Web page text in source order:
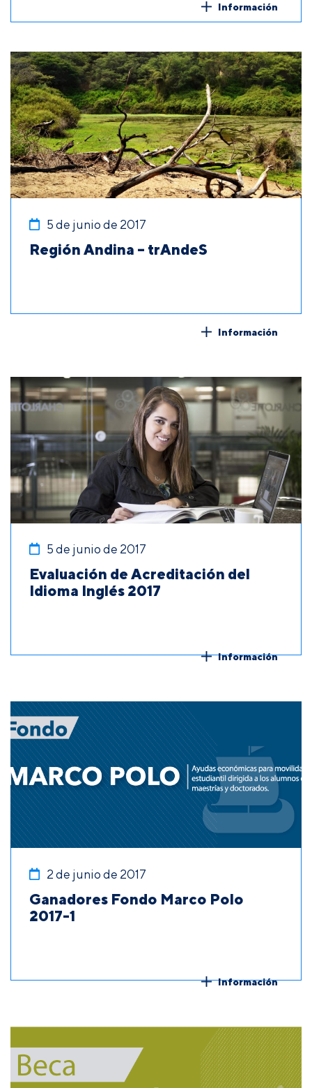
Información
5 de junio de 2017
Región Andina – trAndeS
Información
5 de junio de 2017
Evaluación de Acreditación del
Idioma Inglés 2017
Información
2 de junio de 2017
Ganadores Fondo Marco Polo
2017-1
Información